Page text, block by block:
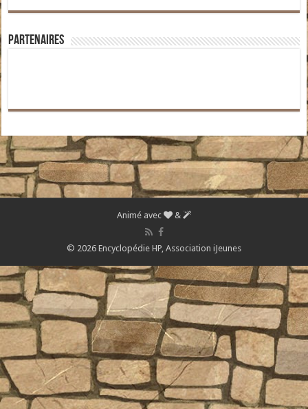
Partenaires
Animé avec &
© 2026 Encyclopédie HP, Association iJeunes